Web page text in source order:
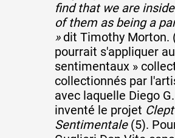
find that we are
of them as being a
»dit Timothy Morton.
pourrait s'appliquer
sentimentaux »
collectionnés par
avec laquelle Diego
inventé le projet
Sentimentale(5).